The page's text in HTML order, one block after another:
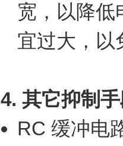
宽，以降低
宜过大，以
4. 其它抑制
RC 缓冲电